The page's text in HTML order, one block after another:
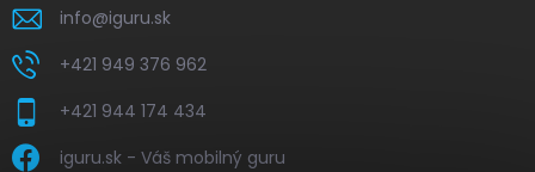
info@iguru.sk
+421 949 376 962
+421 944 174 434
iguru.sk - Váš mobilný guru